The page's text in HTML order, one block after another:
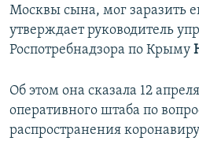
Москвы сына, мог заразить
утверждает руководитель
Роспотребнадзора по Крыму
Об этом она сказала 12
оперативного штаба по
распространения